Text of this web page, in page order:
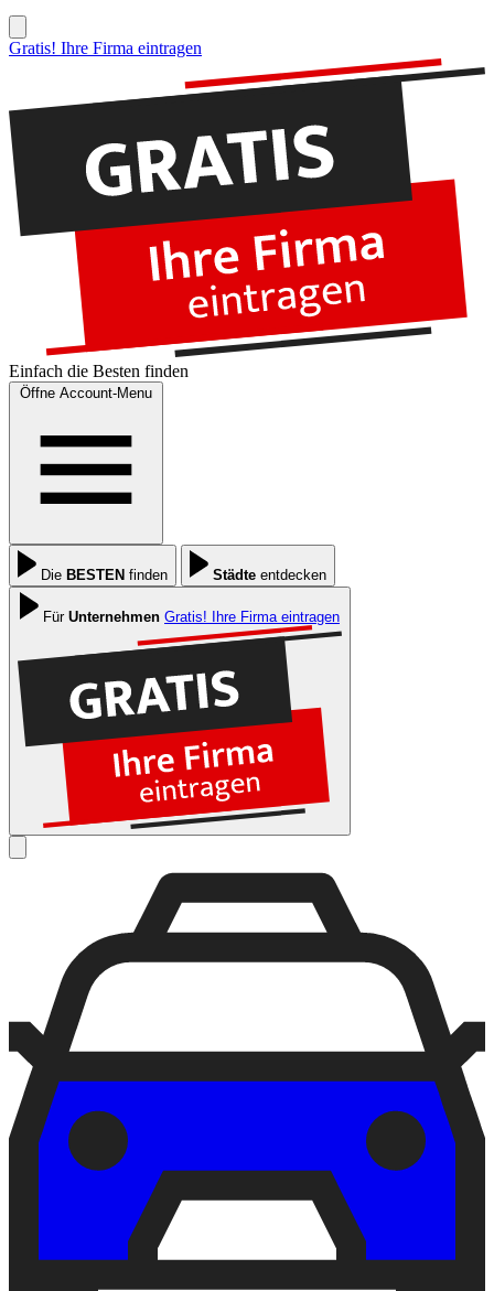
Gratis! Ihre Firma eintragen
Einfach die Besten finden
Öffne Account-Menu
Die BESTEN finden Städte entdecken
Für Unternehmen Gratis! Ihre Firma eintragen